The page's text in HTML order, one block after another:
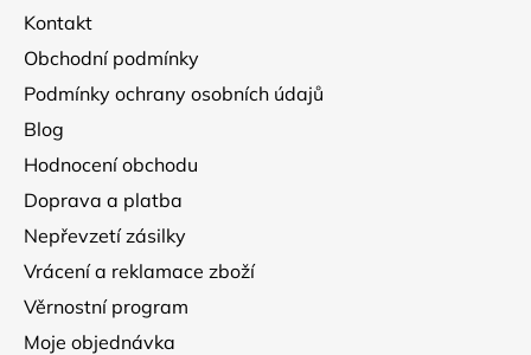
Kontakt
Obchodní podmínky
Podmínky ochrany osobních údajů
Blog
Hodnocení obchodu
Doprava a platba
Nepřevzetí zásilky
Vrácení a reklamace zboží
Věrnostní program
Moje objednávka